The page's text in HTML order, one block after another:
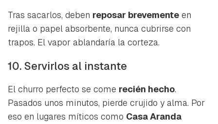
Tras sacarlos, deben reposar brevemente en
rejilla o papel absorbente, nunca cubrirse con
trapos. El vapor ablandaría la corteza.
10. Servirlos al instante
El churro perfecto se come recién hecho.
Pasados unos minutos, pierde crujido y alma. Por
eso en lugares míticos como Casa Aranda